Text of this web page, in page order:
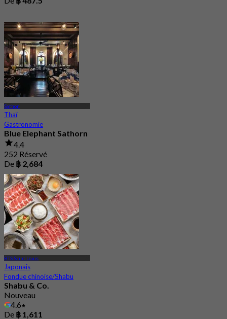
Sathon
Thaï
Gastronomie
Blue Elephant Sathorn
4.4
252 Réservé
De ฿ 2,684
BTS Saint Louis
Japonais
Fondue chinoise/Shabu
Shabu & Co.
Nouveau
4.6
De ฿ 1,611